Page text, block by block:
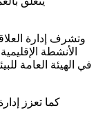
وتشرف إدارة
الأنشطة
في الهيئة العامة
كما تعزز